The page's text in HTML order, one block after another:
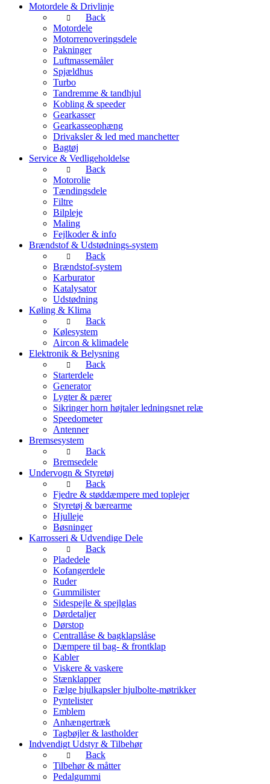
Motordele & Drivlinje
Back
Motordele
Motorrenoveringsdele
Pakninger
Luftmassemåler
Spjældhus
Turbo
Tandremme & tandhjul
Kobling & speeder
Gearkasser
Gearkasseophæng
Drivaksler & led med manchetter
Bagtøj
Service & Vedligeholdelse
Back
Motorolie
Tændingsdele
Filtre
Bilpleje
Maling
Fejlkoder & info
Brændstof & Udstødnings-system
Back
Brændstof-system
Karburator
Katalysator
Udstødning
Køling & Klima
Back
Kølesystem
Aircon & klimadele
Elektronik & Belysning
Back
Starterdele
Generator
Lygter & pærer
Sikringer horn højtaler ledningsnet relæ
Speedometer
Antenner
Bremsesystem
Back
Bremsedele
Undervogn & Styretøj
Back
Fjedre & støddæmpere med toplejer
Styretøj & bærearme
Hjulleje
Bøsninger
Karrosseri & Udvendige Dele
Back
Pladedele
Kofangerdele
Ruder
Gummilister
Sidespejle & spejlglas
Dørdetaljer
Dørstop
Centrallåse & bagklapslåse
Dæmpere til bag- & frontklap
Kabler
Viskere & vaskere
Stænklapper
Fælge hjulkapsler hjulbolte-møtrikker
Pyntelister
Emblem
Anhængertræk
Tagbøjler & lastholder
Indvendigt Udstyr & Tilbehør
Back
Tilbehør & måtter
Pedalgummi